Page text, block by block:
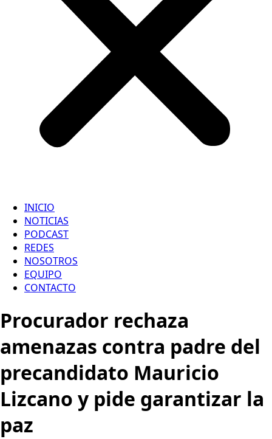
INICIO
NOTICIAS
PODCAST
REDES
NOSOTROS
EQUIPO
CONTACTO
Procurador rechaza
amenazas contra padre del
precandidato Mauricio
Lizcano y pide garantizar la
paz